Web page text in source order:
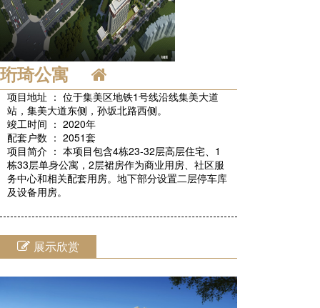
珩琦公寓
项目地址 ： 位于集美区地铁1号线沿线集美大道
站，集美大道东侧，孙坂北路西侧。
竣工时间 ： 2020年
配套户数 ： 2051套
项目简介 ： 本项目包含4栋23-32层高层住宅、1
栋33层单身公寓，2层裙房作为商业用房、社区服
务中心和相关配套用房。地下部分设置二层停车库
及设备用房。
展示欣赏